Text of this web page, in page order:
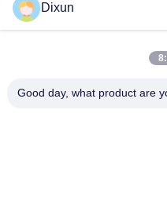
fio da lâmina das tiras da
perfurador que faz a
Velocidade de produção
Dixun
Good day, what product are